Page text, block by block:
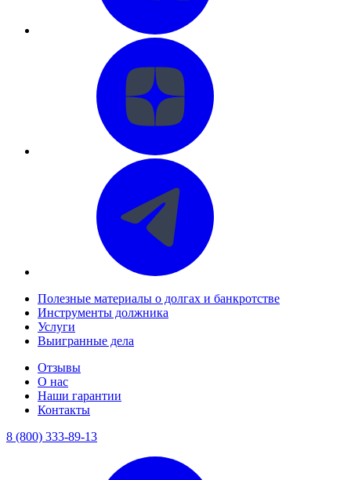
Полезные материалы о долгах и банкротстве
Инструменты должника
Услуги
Выигранные дела
Отзывы
О нас
Наши гарантии
Контакты
8 (800) 333-89-13